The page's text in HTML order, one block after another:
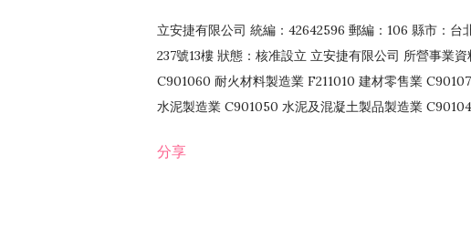
立安捷有限公司 統編：42642596 郵編：106 縣市：
237號13樓 狀態：核准設立 立安捷有限公司 所營事業
C901060 耐火材料製造業 F211010 建材零售業
水泥製造業 C901050 水泥及混凝土製品製造業
EZ99990 其他工程業 F102170 食品什貨批發業
分享